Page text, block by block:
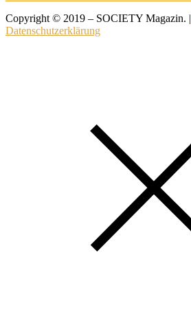
Copyright © 2019 – SOCIETY Magazin. |
Datenschutzerklärung